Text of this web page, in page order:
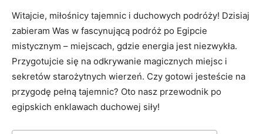
Witajcie, ⁢miłośnicy⁣ tajemnic i duchowych podróży! Dzisiaj
zabieram Was w‌ fascynującą podróż po Egipcie
mistycznym‍ – miejscach, gdzie ⁣energia⁣ jest niezwykła.‌
Przygotujcie się na ⁤odkrywanie magicznych miejsc i
sekretów starożytnych wierzeń. Czy ‍gotowi jesteście ‍na
przygodę pełną⁢ tajemnic? Oto nasz⁢ przewodnik po
⁢egipskich enklawach duchowej ⁣siły!